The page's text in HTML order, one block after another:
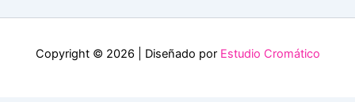
Copyright © 2026 | Diseñado por Estudio Cromático